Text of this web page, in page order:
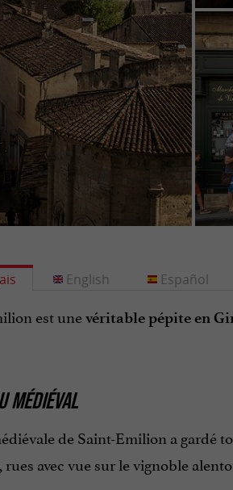
est unevéritable pépite en
MÉDIÉVAL
de Saint-Emilion a gardé
rues avec vue sur le vignoble
English Español